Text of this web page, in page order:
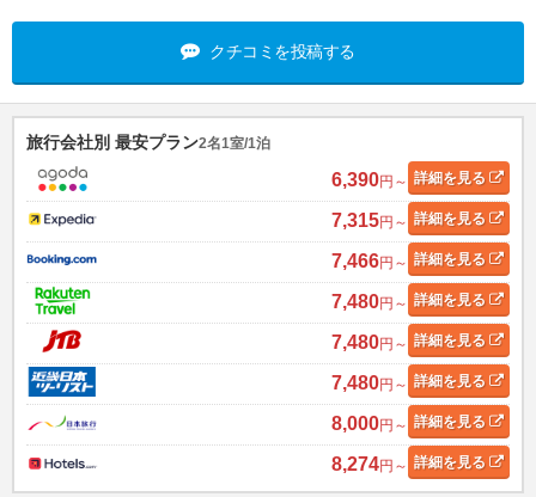
クチコミを投稿する
旅行会社別 最安プラン2名1室/1泊
6,390円～ 詳細を見る
7,315円～ 詳細を見る
7,466円～ 詳細を見る
7,480円～ 詳細を見る
7,480円～ 詳細を見る
7,480円～ 詳細を見る
8,000円～ 詳細を見る
8,274円～ 詳細を見る